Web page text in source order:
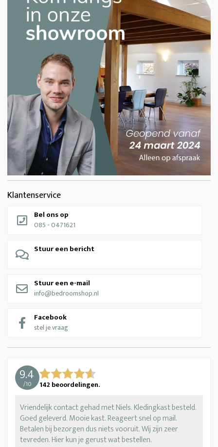
Klantenservice
Bel ons op
085 - 0471621
Stuur een bericht
Stuur een e-mail
info@bedroomshop.nl
Facebook
stel je vraag
9.4
/10 142 beoordelingen.
Vriendelijk contact gehad met Niels. Kledingkast besteld.
Goed geleverd. Mooie kast. Reageert snel op mail.
Betalen bij bezorgen dus niets vooruit. Wij zijn zeer
tevreden. Hier kun je gerust wat bestellen.